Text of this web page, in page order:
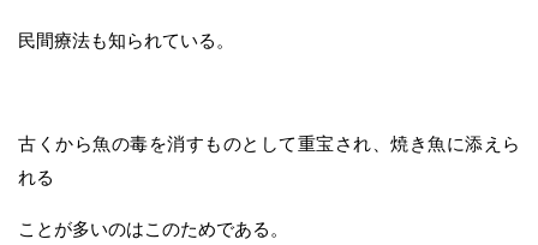
民間療法も知られている。
古くから魚の毒を消すものとして重宝され、焼き魚に添えら
れる
ことが多いのはこのためである。